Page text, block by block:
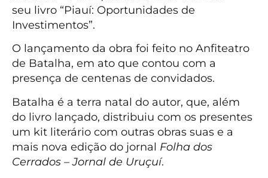
seu livro “Piauí: Oportunidades de
Investimentos”.
O lançamento da obra foi feito no Anfiteatro
de Batalha, em ato que contou com a
presença de centenas de convidados.
Batalha é a terra natal do autor, que, além
do livro lançado, distribuiu com os presentes
um kit literário com outras obras suas e a
mais nova edição do jornal Folha dos
Cerrados – Jornal de Uruçuí.